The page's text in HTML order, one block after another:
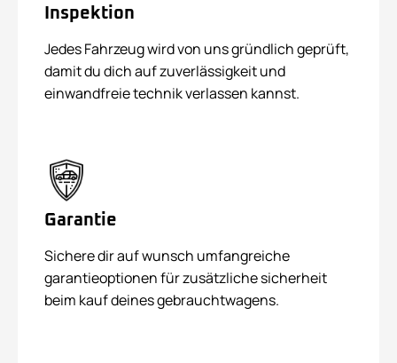
Inspektion
Jedes Fahrzeug wird von uns gründlich geprüft,
damit du dich auf zuverlässigkeit und
einwandfreie technik verlassen kannst.
Garantie
Sichere dir auf wunsch umfangreiche
garantieoptionen für zusätzliche sicherheit
beim kauf deines gebrauchtwagens.